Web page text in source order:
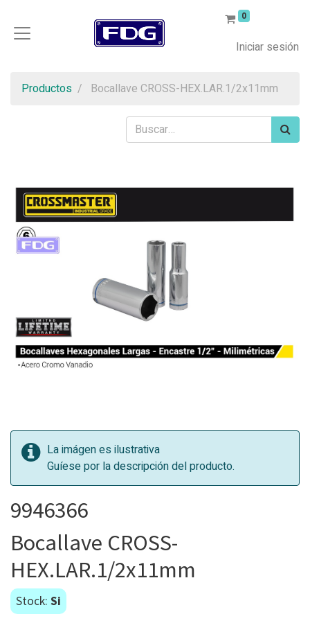
0
Iniciar sesión
Productos Bocallave CROSS-HEX.LAR.1/2x11mm
La imágen es ilustrativa
Guíese por la descripción del producto.
9946366
Bocallave CROSS-
HEX.LAR.1/2x11mm
Stock: Si